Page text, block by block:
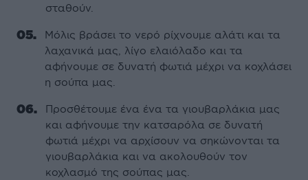
σταθούν.
Μόλις βράσει το νερό ρίχνουµε αλάτι και τα
λαχανικά µας, λίγο ελαιόλαδο και τα
αφήνουµε σε δυνατή φωτιά µέχρι να κοχλάσει
η σούπα µας.
Προσθέτουµε ένα ένα τα γιουβαρλάκια µας
και αφήνουµε την κατσαρόλα σε δυνατή
φωτιά µέχρι να αρχίσουν να σηκώνονται τα
γιουβαρλάκια και να ακολουθούν τον
κοχλασµό της σούπας µας.